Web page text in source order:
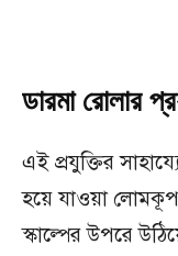
ডারমা রোলার
এই প্রযুক্তির
হয়ে যাওয়া
স্কাল্পের উপরে